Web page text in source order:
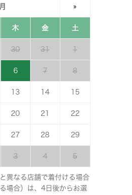
»
木 金 土
30 31 1
6 7 8
13 14 15
20 21 22
27 28 29
3 4 5
異なる店舗で着付ける場合
場合）は、4日後からお選